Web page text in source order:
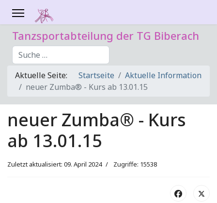
Tanzsportabteilung der TG Biberach
Suchen
Aktuelle Seite: Startseite
Aktuelle Information
neuer Zumba® - Kurs ab 13.01.15
neuer Zumba® - Kurs
ab 13.01.15
Zuletzt aktualisiert: 09. April 2024 Zugriffe: 15538